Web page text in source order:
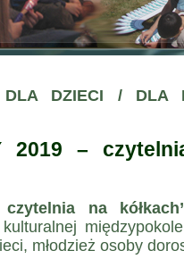
DZIECI / DLA
2019 –
na
młodzież osoby